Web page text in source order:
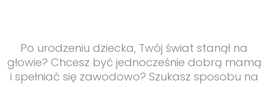
Po urodzeniu dziecka, Twój świat stanął na
głowie? Chcesz być jednocześnie dobrą mamą
i spełniać się zawodowo? Szukasz sposobu na